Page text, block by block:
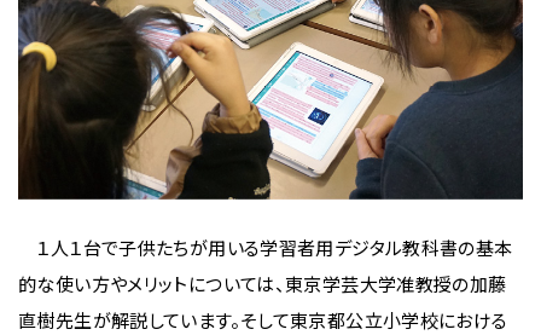
１人１台で子供たちが用いる学習者用デジタル教科書の基本
的な使い方やメリットについては、東京学芸大学准教授の加藤
直樹先生が解説しています。そして東京都公立小学校における